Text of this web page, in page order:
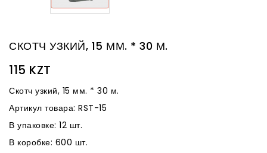
СКОТЧ УЗКИЙ, 15 ММ. * 30 М.
115 KZT
Скотч узкий, 15 мм. * 30 м.
Артикул товара: RST-15
В упаковке: 12 шт.
В коробке: 600 шт.